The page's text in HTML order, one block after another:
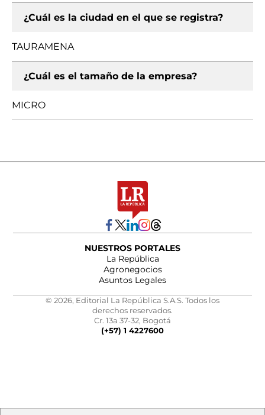
¿Cuál es la ciudad en el que se registra?
TAURAMENA
¿Cuál es el tamaño de la empresa?
MICRO
NUESTROS PORTALES
La República
Agronegocios
Asuntos Legales
© 2026, Editorial La República S.A.S. Todos los
derechos reservados.
Cr. 13a 37-32, Bogotá
(+57) 1 4227600